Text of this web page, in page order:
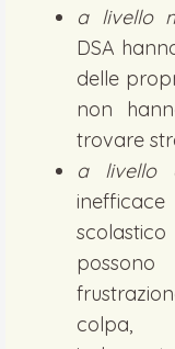
a livello
DSA
delle
non
trovare
a livello
colpa,